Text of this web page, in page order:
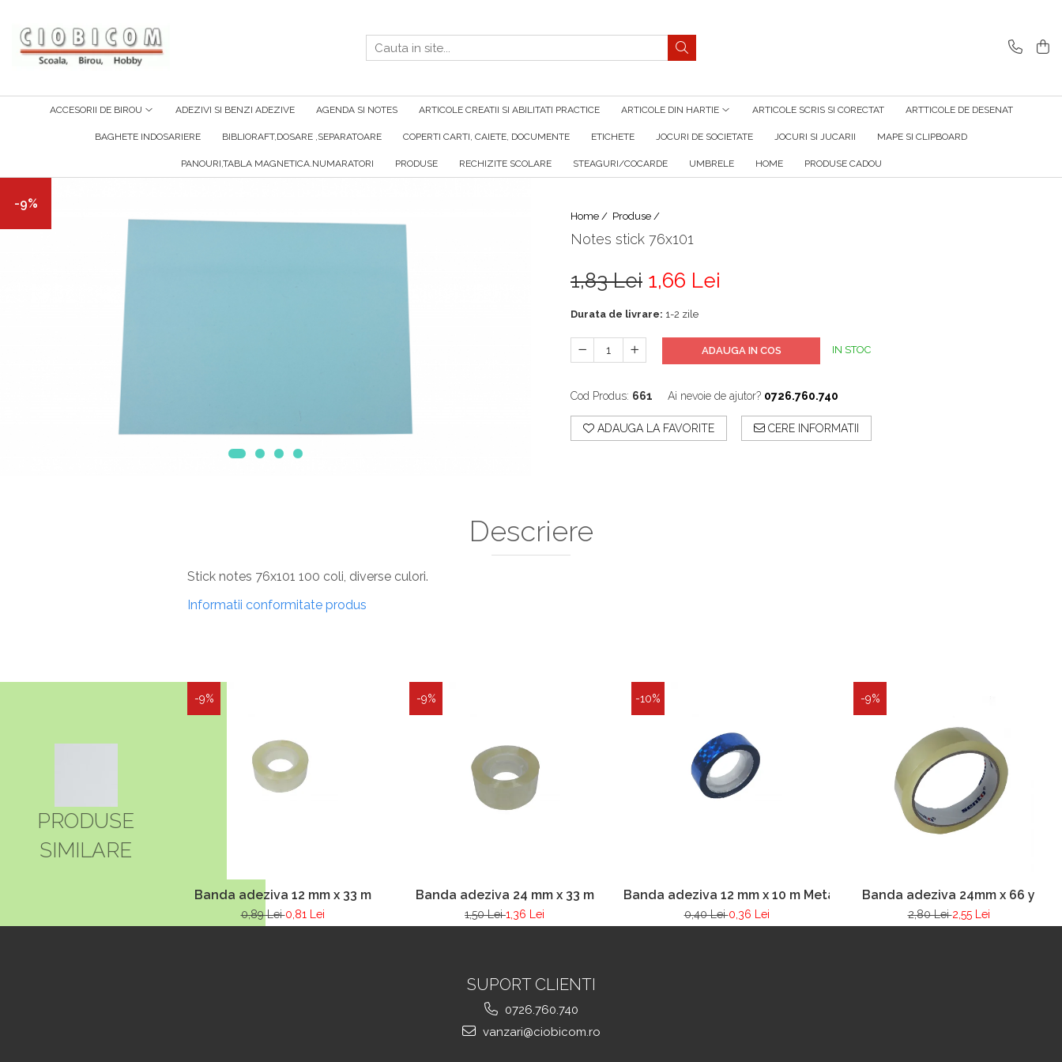
Accesorii de birou
Capsatoare,capse,decapsatoare
Foarfeci Si Cuttere
Suporti Birou
Articole din hartie
Notes-Uri Adezive
Tipizate
ACCESORII DE BIROU ADEZIVI SI BENZI ADEZIVE AGENDA SI NOTES ARTICOLE CREATII SI ABILITATI PRACTICE ARTICOLE DIN HARTIE ARTICOLE SCRIS SI CORECTAT ARTTICOLE DE DESENAT
BAGHETE INDOSARIERE BIBLIORAFT,DOSARE ,SEPARATOARE COPERTI CARTI, CAIETE, DOCUMENTE ETICHETE JOCURI DE SOCIETATE JOCURI SI JUCARII MAPE SI CLIPBOARD
PANOURI,TABLA MAGNETICA.NUMARATORI PRODUSE RECHIZITE SCOLARE STEAGURI/COCARDE UMBRELE HOME PRODUSE CADOU
Home / Produse /
Notes stick 76x101
-9%
1,83 Lei 1,66 Lei
Durata de livrare: 1-2 zile
ADAUGA IN COS IN STOC
Cod Produs: 661 Ai nevoie de ajutor? 0726.760.740
ADAUGA LA FAVORITE CERE INFORMATII
Descriere
Stick notes 76x101 100 coli, diverse culori.
Informatii conformitate produs
PRODUSE
SIMILARE
-9%
Banda adeziva 12 mm x 33 m
0,89 Lei0,81 Lei
-9%
Banda adeziva 24 mm x 33 m
1,50 Lei1,36 Lei
-10%
Banda adeziva 12 mm x 10 m Metalizata
0,40 Lei0,36 Lei
-9%
Banda adeziva 24mm x 66 y
2,80 Lei2,55 Lei
SUPORT CLIENTI
0726.760.740
vanzari@ciobicom.ro